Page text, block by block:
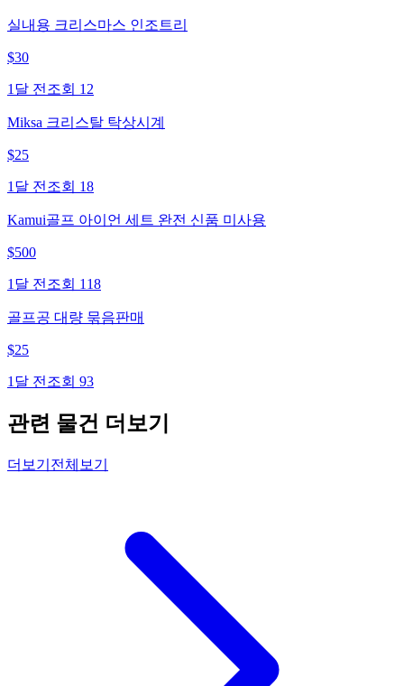
실내용 크리스마스 인조트리
$30
1달 전 조회 12
Miksa 크리스탈 탁상시계
$25
1달 전 조회 18
Kamui골프 아이언 세트 완전 신품 미사용
$500
1달 전 조회 118
골프공 대량 묶음판매
$25
1달 전 조회 93
관련 물건 더보기
더보기 전체보기